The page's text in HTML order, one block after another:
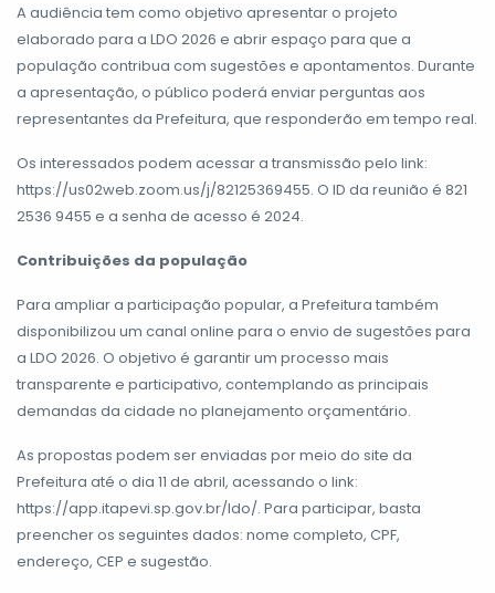
A audiência tem como objetivo apresentar o projeto
elaborado para a LDO 2026 e abrir espaço para que a
população contribua com sugestões e apontamentos. Durante
a apresentação, o público poderá enviar perguntas aos
representantes da Prefeitura, que responderão em tempo real.
Os interessados podem acessar a transmissão pelo link:
https://us02web.zoom.us/j/82125369455. O ID da reunião é 821
2536 9455 e a senha de acesso é 2024.
Contribuições da população
Para ampliar a participação popular, a Prefeitura também
disponibilizou um canal online para o envio de sugestões para
a LDO 2026. O objetivo é garantir um processo mais
transparente e participativo, contemplando as principais
demandas da cidade no planejamento orçamentário.
As propostas podem ser enviadas por meio do site da
Prefeitura até o dia 11 de abril, acessando o link:
https://app.itapevi.sp.gov.br/ldo/. Para participar, basta
preencher os seguintes dados: nome completo, CPF,
endereço, CEP e sugestão.